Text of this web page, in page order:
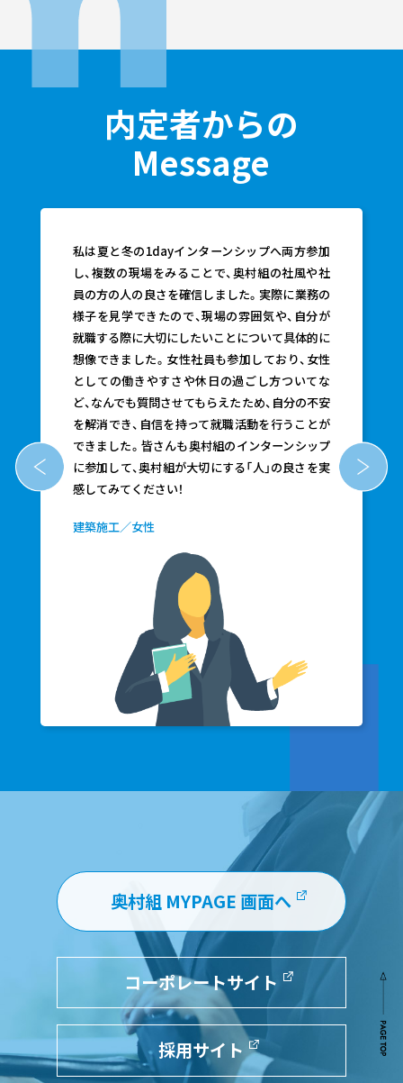
内定者からの
Message
私は夏と冬の1dayインターンシップへ両方参加
し、複数の現場をみることで、奥村組の社風や社
員の方の人の良さを確信しました。実際に業務の
様子を見学できたので、現場の雰囲気や、自分が
就職する際に大切にしたいことについて具体的に
想像できました。女性社員も参加しており、女性
としての働きやすさや休日の過ごし方ついてな
ど、なんでも質問させてもらえたため、自分の不安
を解消でき、自信を持って就職活動を行うことが
できました。皆さんも奥村組のインターンシップ
に参加して、奥村組が大切にする「人」の良さを実
感してみてください！
建築施工／女性
奥村組 MYPAGE 画面へ
コーポレートサイト
採用サイト